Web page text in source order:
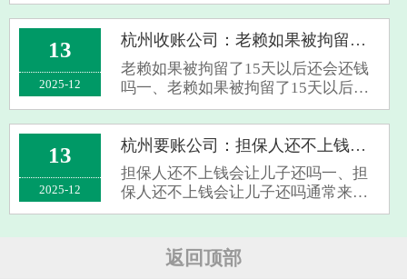
后，自然享有向债务人进行追偿的权
利。对于担保人实践其追偿权益的诉
讼有效期，即从担保人为债权人承担
债务义务的···
13
2025-12
杭州收账公司：老赖如果被拘留了15天以后还会还钱吗
老赖如果被拘留了15天以后还会还钱
吗一、老赖如果被拘留了15天以后还
会还钱吗对于老赖在拘留经历15日之
后是否能够切实地偿还债务，尚没有
一个确定无疑的结论。拘留作为一项
法律层面上的惩戒措施，主要目的在
于提醒和···
13
2025-12
杭州要账公司：担保人还不上钱会让儿子还吗
担保人还不上钱会让儿子还吗一、担
保人还不上钱会让儿子还吗通常来
说，在保证人无法履行债务义务的情
的儿子代为承担还款责任。因为保证
人所承担的是基于自身财产与信誉的
返回顶部